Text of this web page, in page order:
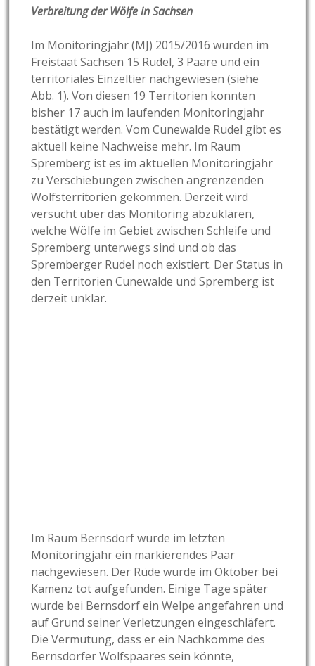
Verbreitung der Wölfe in Sachsen
Im Monitoringjahr (MJ) 2015/2016 wurden im
Freistaat Sachsen 15 Rudel, 3 Paare und ein
territoriales Einzeltier nachgewiesen (siehe
Abb. 1). Von diesen 19 Territorien konnten
bisher 17 auch im laufenden Monitoringjahr
bestätigt werden. Vom Cunewalde Rudel gibt es
aktuell keine Nachweise mehr. Im Raum
Spremberg ist es im aktuellen Monitoringjahr
zu Verschiebungen zwischen angrenzenden
Wolfsterritorien gekommen. Derzeit wird
versucht über das Monitoring abzuklären,
welche Wölfe im Gebiet zwischen Schleife und
Spremberg unterwegs sind und ob das
Spremberger Rudel noch existiert. Der Status in
den Territorien Cunewalde und Spremberg ist
derzeit unklar.
Im Raum Bernsdorf wurde im letzten
Monitoringjahr ein markierendes Paar
nachgewiesen. Der Rüde wurde im Oktober bei
Kamenz tot aufgefunden. Einige Tage später
wurde bei Bernsdorf ein Welpe angefahren und
auf Grund seiner Verletzungen eingeschläfert.
Die Vermutung, dass er ein Nachkomme des
Bernsdorfer Wolfspaares sein könnte,